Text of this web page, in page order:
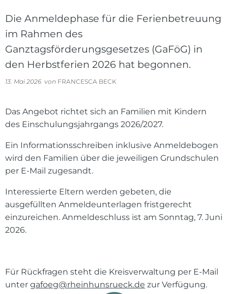
Die Anmeldephase für die Ferienbetreuung
im Rahmen des
Ganztagsförderungsgesetzes (GaFöG) in
den Herbstferien 2026 hat begonnen.
13. Mai 2026 von FRANCESCA BECK
Das Angebot richtet sich an Familien mit Kindern
des Einschulungsjahrgangs 2026/2027.
Ein Informationsschreiben inklusive Anmeldebogen
wird den Familien über die jeweiligen Grundschulen
per E-Mail zugesandt.
Interessierte Eltern werden gebeten, die
ausgefüllten Anmeldeunterlagen fristgerecht
einzureichen. Anmeldeschluss ist am Sonntag, 7. Juni
2026.
Für Rückfragen steht die Kreisverwaltung per E-Mail
unter gafoeg@rheinhunsrueck.de zur Verfügung.